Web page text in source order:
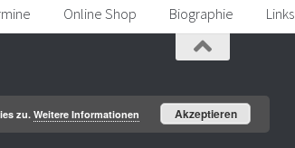
Online Shop Biographie Links
zu. Weitere Informationen Akzeptieren